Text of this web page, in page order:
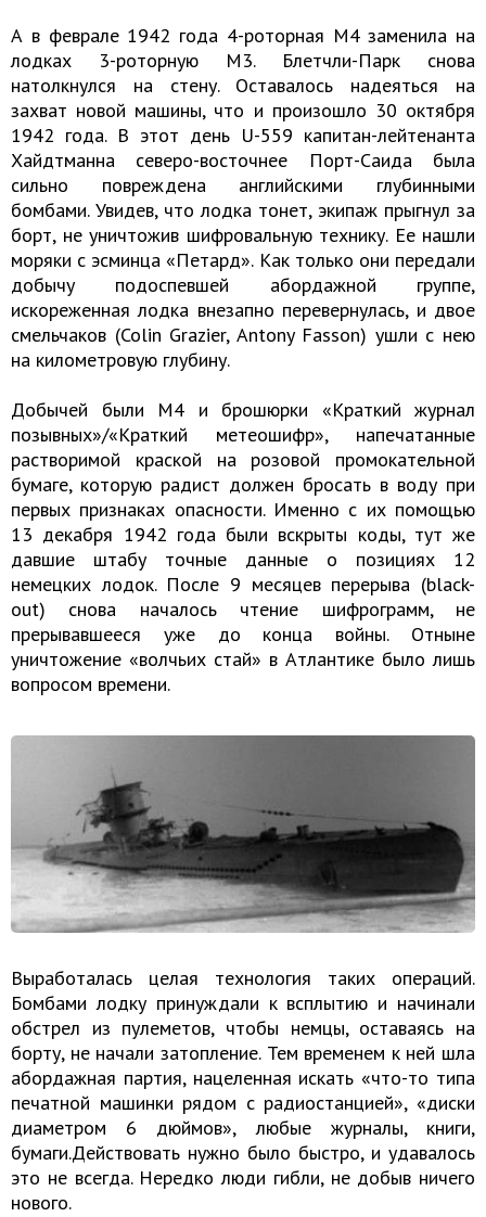
А в феврале 1942 года 4-роторная М4 заменила на
лодках 3-роторную М3. Блетчли-Парк снова
натолкнулся на стену. Оставалось надеяться на
захват новой машины, что и произошло 30 октября
1942 года. В этот день U-559 капитан-лейтенанта
Хайдтманна северо-восточнее Порт-Саида была
сильно повреждена английскими глубинными
бомбами. Увидев, что лодка тонет, экипаж прыгнул за
борт, не уничтожив шифровальную технику. Ее нашли
моряки с эсминца «Петард». Как только они передали
добычу подоспевшей абордажной группе,
искореженная лодка внезапно перевернулась, и двое
смельчаков (Colin Grazier, Antony Fasson) ушли с нею
на километровую глубину.
Добычей были М4 и брошюрки «Краткий журнал
позывных»/«Краткий метеошифр», напечатанные
растворимой краской на розовой промокательной
бумаге, которую радист должен бросать в воду при
первых признаках опасности. Именно с их помощью
13 декабря 1942 года были вскрыты коды, тут же
давшие штабу точные данные о позициях 12
немецких лодок. После 9 месяцев перерыва (black-
out) снова началось чтение шифрограмм, не
прерывавшееся уже до конца войны. Отныне
уничтожение «волчьих стай» в Атлантике было лишь
вопросом времени.
Выработалась целая технология таких операций.
Бомбами лодку принуждали к всплытию и начинали
обстрел из пулеметов, чтобы немцы, оставаясь на
борту, не начали затопление. Тем временем к ней шла
абордажная партия, нацеленная искать «что-то типа
печатной машинки рядом с радиостанцией», «диски
диаметром 6 дюймов», любые журналы, книги,
бумаги.Действовать нужно было быстро, и удавалось
это не всегда. Нередко люди гибли, не добыв ничего
нового.